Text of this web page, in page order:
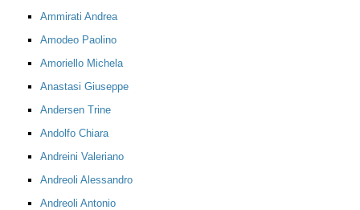
Ammirati Andrea
Amodeo Paolino
Amoriello Michela
Anastasi Giuseppe
Andersen Trine
Andolfo Chiara
Andreini Valeriano
Andreoli Alessandro
Andreoli Antonio